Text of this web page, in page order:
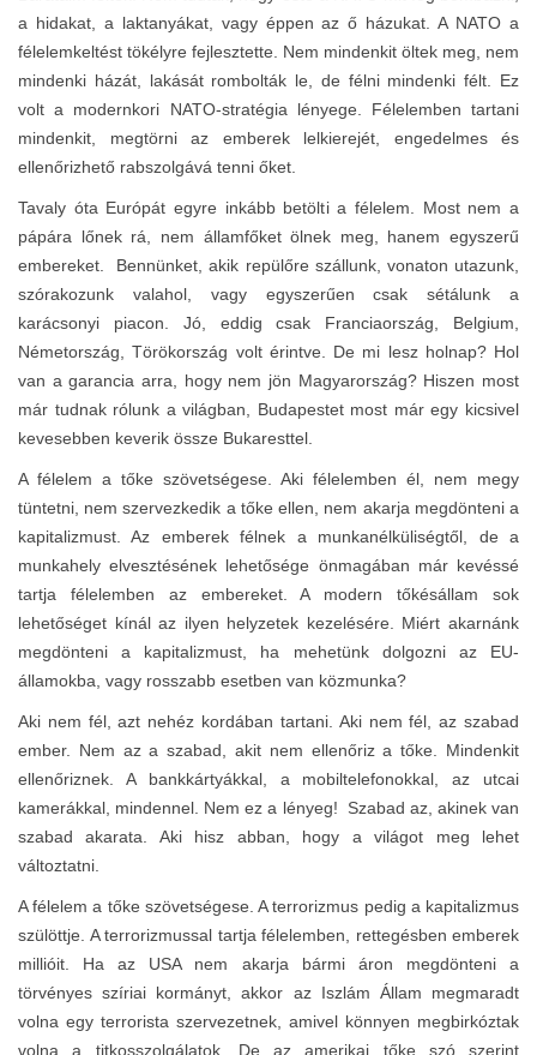
a hidakat, a laktanyákat, vagy éppen az ő házukat. A NATO a
félelemkeltést tökélyre fejlesztette. Nem mindenkit öltek meg, nem
mindenki házát, lakását rombolták le, de félni mindenki félt. Ez
volt a modernkori NATO-stratégia lényege. Félelemben tartani
mindenkit, megtörni az emberek lelkierejét, engedelmes és
ellenőrizhető rabszolgává tenni őket.
Tavaly óta Európát egyre inkább betölti a félelem. Most nem a
pápára lőnek rá, nem államfőket ölnek meg, hanem egyszerű
embereket. Bennünket, akik repülőre szállunk, vonaton utazunk,
szórakozunk valahol, vagy egyszerűen csak sétálunk a
karácsonyi piacon. Jó, eddig csak Franciaország, Belgium,
Németország, Törökország volt érintve. De mi lesz holnap? Hol
van a garancia arra, hogy nem jön Magyarország? Hiszen most
már tudnak rólunk a világban, Budapestet most már egy kicsivel
kevesebben keverik össze Bukaresttel.
A félelem a tőke szövetségese. Aki félelemben él, nem megy
tüntetni, nem szervezkedik a tőke ellen, nem akarja megdönteni a
kapitalizmust. Az emberek félnek a munkanélküliségtől, de a
munkahely elvesztésének lehetősége önmagában már kevéssé
tartja félelemben az embereket. A modern tőkésállam sok
lehetőséget kínál az ilyen helyzetek kezelésére. Miért akarnánk
megdönteni a kapitalizmust, ha mehetünk dolgozni az EU-
államokba, vagy rosszabb esetben van közmunka?
Aki nem fél, azt nehéz kordában tartani. Aki nem fél, az szabad
ember. Nem az a szabad, akit nem ellenőriz a tőke. Mindenkit
ellenőriznek. A bankkártyákkal, a mobiltelefonokkal, az utcai
kamerákkal, mindennel. Nem ez a lényeg! Szabad az, akinek van
szabad akarata. Aki hisz abban, hogy a világot meg lehet
változtatni.
A félelem a tőke szövetségese. A terrorizmus pedig a kapitalizmus
szülöttje. A terrorizmussal tartja félelemben, rettegésben emberek
millióit. Ha az USA nem akarja bármi áron megdönteni a
törvényes szíriai kormányt, akkor az Iszlám Állam megmaradt
volna egy terrorista szervezetnek, amivel könnyen megbirkóztak
volna a titkosszolgálatok, De az amerikai tőke szó szerint